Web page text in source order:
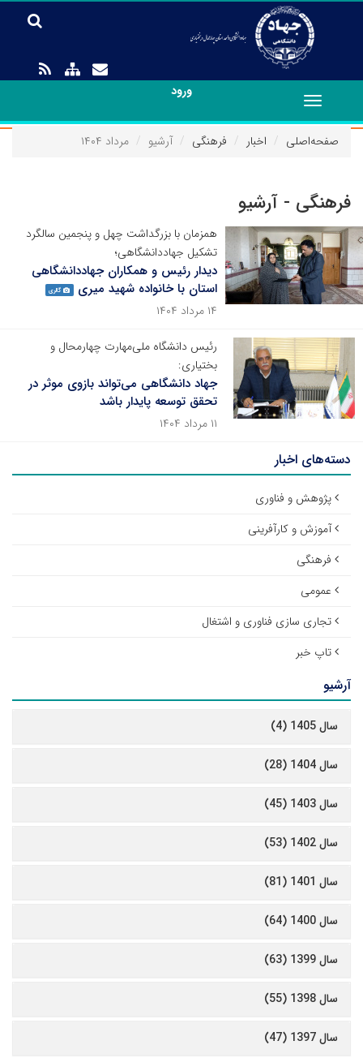
ورود
Toggle
navigation
صفحه‌اصلی
اخبار فرهنگی آرشیو مرداد ۱۴۰۴
فرهنگی - آرشیو
همزمان با بزرگداشت چهل و پنجمین سالگرد
تشکیل جهاددانشگاهی؛
دیدار رئیس و همکاران جهاددانشگاهی
استان با خانواده شهید میری
گالری
۱۴ مرداد ۱۴۰۴
رئیس دانشگاه ملی‌مهارت چهارمحال و
بختیاری:
جهاد دانشگاهی می‌تواند بازوی موثر در
تحقق توسعه پایدار باشد
۱۱ مرداد ۱۴۰۴
دسته‌های اخبار
پژوهش و فناوری
آموزش و کارآفرینی
فرهنگی
عمومی
تجاری سازی فناوری و اشتغال
تاپ خبر
آرشیو
سال 1405 (4)
سال 1404 (28)
سال 1403 (45)
سال 1402 (53)
سال 1401 (81)
سال 1400 (64)
سال 1399 (63)
سال 1398 (55)
سال 1397 (47)